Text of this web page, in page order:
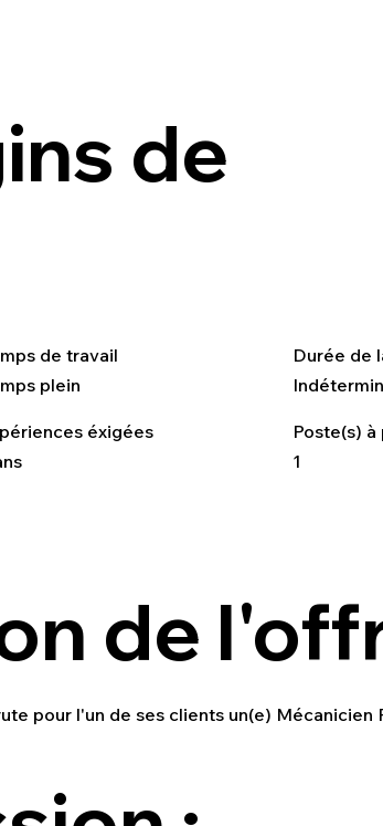
de
éxigées
Poste(s)
1
de travail
plein
Durée de
de
pour l'un de ses clients un(e) Mécanicien